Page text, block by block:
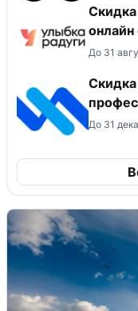
Скидка
До 31
До 31